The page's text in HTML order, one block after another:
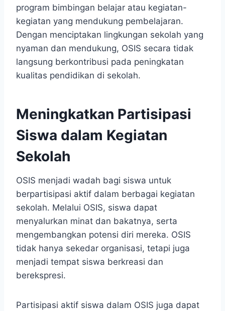
program bimbingan belajar atau kegiatan-
kegiatan yang mendukung pembelajaran.
Dengan menciptakan lingkungan sekolah yang
nyaman dan mendukung, OSIS secara tidak
langsung berkontribusi pada peningkatan
kualitas pendidikan di sekolah.
Meningkatkan Partisipasi
Siswa dalam Kegiatan
Sekolah
OSIS menjadi wadah bagi siswa untuk
berpartisipasi aktif dalam berbagai kegiatan
sekolah. Melalui OSIS, siswa dapat
menyalurkan minat dan bakatnya, serta
mengembangkan potensi diri mereka. OSIS
tidak hanya sekedar organisasi, tetapi juga
menjadi tempat siswa berkreasi dan
berekspresi.
Partisipasi aktif siswa dalam OSIS juga dapat